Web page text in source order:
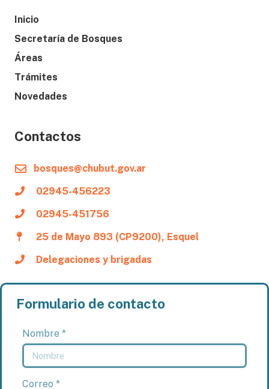
Inicio
Secretaría de Bosques
Áreas
Trámites
Novedades
Contactos
bosques@chubut.gov.ar
02945-456223
02945-451756
25 de Mayo 893 (CP9200), Esquel
Delegaciones y brigadas
Formulario de contacto
Nombre *
Correo *